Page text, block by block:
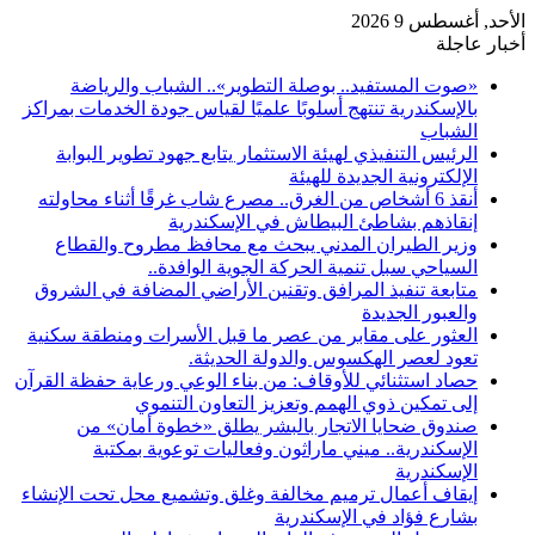
الأحد, أغسطس 9 2026
أخبار عاجلة
«صوت المستفيد.. بوصلة التطوير».. الشباب والرياضة
بالإسكندرية تنتهج أسلوبًا علميًا لقياس جودة الخدمات بمراكز
الشباب
الرئيس التنفيذي لهيئة الاستثمار يتابع جهود تطوير البوابة
الإلكترونية الجديدة للهيئة
أنقذ 6 أشخاص من الغرق.. مصرع شاب غرقًا أثناء محاولته
إنقاذهم بشاطئ البيطاش في الإسكندرية
وزير الطيران المدني يبحث مع محافظ مطروح والقطاع
السياحي سبل تنمية الحركة الجوية الوافدة..
متابعة تنفيذ المرافق وتقنين الأراضي المضافة في الشروق
والعبور الجديدة
العثور على مقابر من عصر ما قبل الأسرات ومنطقة سكنية
تعود لعصر الهكسوس والدولة الحديثة.
حصاد استثنائي للأوقاف: من بناء الوعي ورعاية حفظة القرآن
إلى تمكين ذوي الهمم وتعزيز التعاون التنموي
صندوق ضحايا الاتجار بالبشر يطلق «خطوة أمان» من
الإسكندرية.. ميني ماراثون وفعاليات توعوية بمكتبة
الإسكندرية
إيقاف أعمال ترميم مخالفة وغلق وتشميع محل تحت الإنشاء
بشارع فؤاد في الإسكندرية